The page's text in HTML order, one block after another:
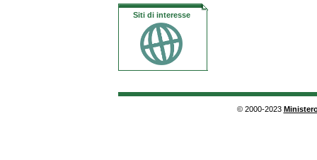
Siti di interesse
© 2000-2023